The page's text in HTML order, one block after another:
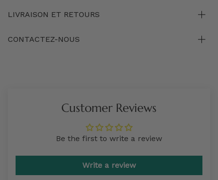
LIVRAISON ET RETOURS
CONTACTEZ-NOUS
Customer Reviews
Be the first to write a review
Write a review